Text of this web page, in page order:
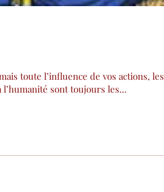
toute l’influence de vos actions, les
sont toujours les...